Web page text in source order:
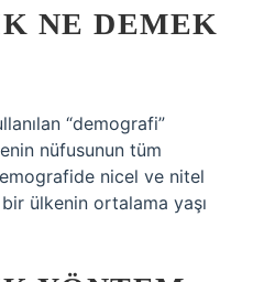
NE DEMEK
“demografi”
nüfusunun tüm
nicel ve nitel
ülkenin ortalama yaşı